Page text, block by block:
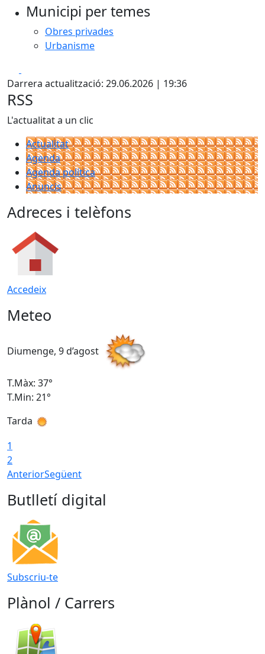
Municipi per temes
Obres privades
Urbanisme
Darrera actualització: 29.06.2026 | 19:36
RSS
L'actualitat a un clic
Actualitat
Agenda
Agenda política
Anuncis
Adreces i telèfons
Accedeix
Meteo
Diumenge, 9 d’agost
T.Màx: 37°
T.Min: 21°
Tarda
1
2
AnteriorSegüent
Butlletí digital
Subscriu-te
Plànol / Carrers